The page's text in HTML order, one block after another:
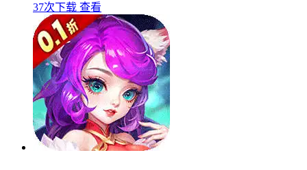
37次下载 查看